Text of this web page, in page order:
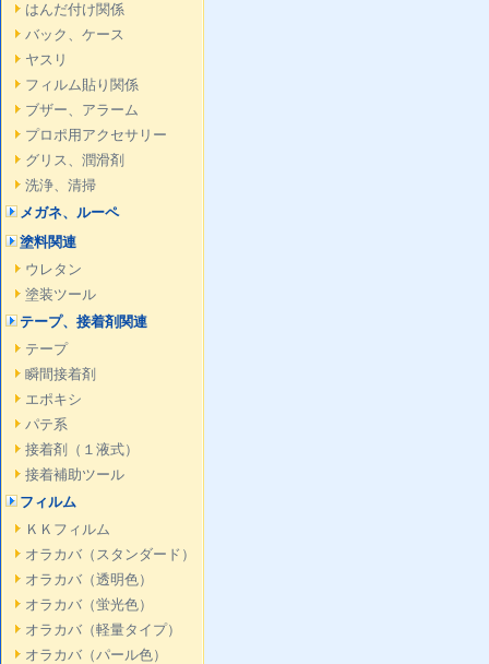
はんだ付け関係
バック、ケース
ヤスリ
フィルム貼り関係
ブザー、アラーム
プロポ用アクセサリー
グリス、潤滑剤
洗浄、清掃
メガネ、ルーペ
塗料関連
ウレタン
塗装ツール
テープ、接着剤関連
テープ
瞬間接着剤
エポキシ
パテ系
接着剤（１液式）
接着補助ツール
フィルム
ＫＫフィルム
オラカバ（スタンダード）
オラカバ（透明色）
オラカバ（蛍光色）
オラカバ（軽量タイプ）
オラカバ（パール色）